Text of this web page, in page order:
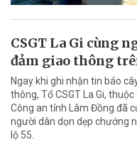
CSGT La Gi cùng
đảm giao thông
Ngay khi ghi nhận tin báo
thông, Tổ CSGT La Gi,
Công an tỉnh Lâm Đồng đã
người dân dọn dẹp chướng
lộ 55.